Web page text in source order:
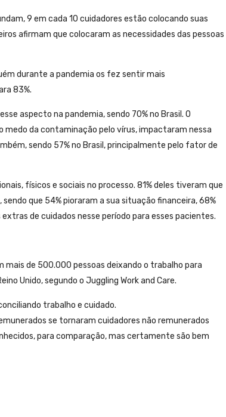
9 em cada 10 cuidadores estão colocando suas
afirmam que colocaram as necessidades das pessoas
durante a pandemia os fez sentir mais
83%.
aspecto na pandemia, sendo 70% no Brasil. O
da contaminação pelo vírus, impactaram nessa
sendo 57% no Brasil, principalmente pelo fator de
físicos e sociais no processo. 81% deles tiveram que
que 54% pioraram a sua situação financeira, 68%
de cuidados nesse período para esses pacientes.
mais de 500.000 pessoas deixando o trabalho para
Unido, segundo o Juggling Work and Care.
trabalho e cuidado.
se tornaram cuidadores não remunerados
para comparação, mas certamente são bem